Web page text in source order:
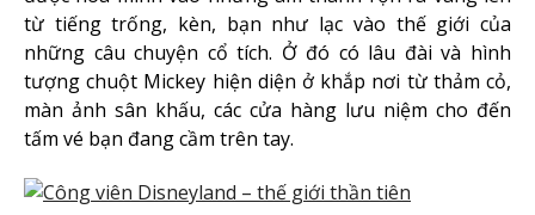
từ tiếng trống, kèn, bạn như lạc vào thế giới của
những câu chuyện cổ tích. Ở đó có lâu đài và hình
tượng chuột Mickey hiện diện ở khắp nơi từ thảm cỏ,
màn ảnh sân khấu, các cửa hàng lưu niệm cho đến
tấm vé bạn đang cầm trên tay.